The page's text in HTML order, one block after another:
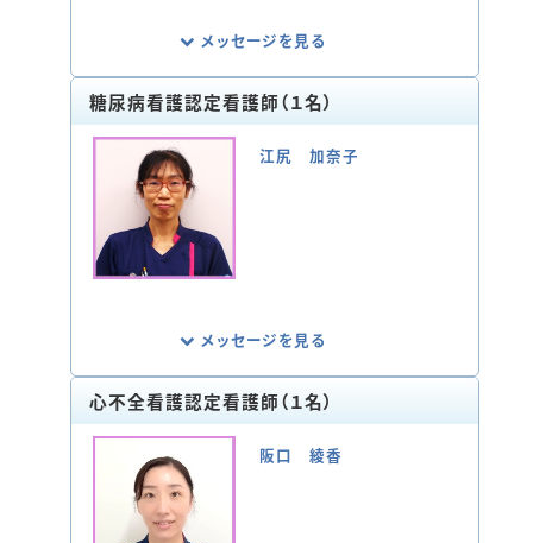
メッセージを見る
患者さまに最良の状態で手術を受けていた
だけるよう、医師や臨床工学技師、薬剤師等
の多職種で連携を図り、患者さまの安全確
保に努めています。
看護実践は手術室だけはなく、術前・術後
訪問という形で病棟の患者さまのもとを訪
れ直接お話しを伺い、患者さまに寄り添い
ながら安全安心の手術が提供できるよう取
糖尿病看護認定看護師（１名）
江尻 加奈子
メッセージを見る
糖尿病を持つ患者さまが、自分らしく健やか
な生活が続けられるよう、患者さまやサポー
ト者とともに考え、セルフケア確立に向け支
援しています。フットケア、インスリンポンプ・
CGMなどの専門外来でチーム医療にも関わ
っています。
心不全看護認定看護師（１名）
阪口 綾香